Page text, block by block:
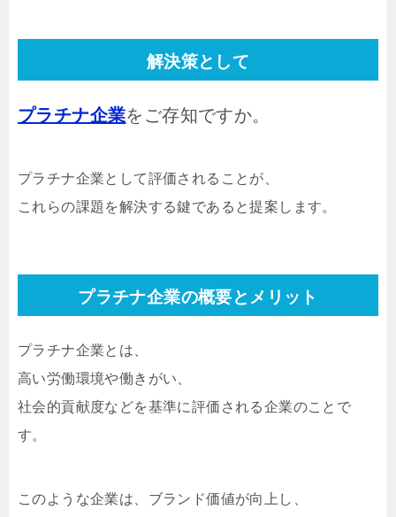
解決策として
プラチナ企業をご存知ですか。
プラチナ企業として評価されることが、
これらの課題を解決する鍵であると提案します。
プラチナ企業の概要とメリット
プラチナ企業とは、
高い労働環境や働きがい、
社会的貢献度などを基準に評価される企業のことで
す。
このような企業は、ブランド価値が向上し、